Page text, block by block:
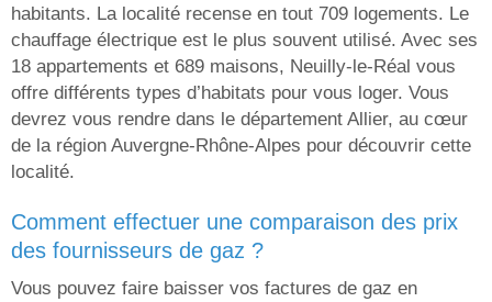
habitants. La localité recense en tout 709 logements. Le
chauffage électrique est le plus souvent utilisé. Avec ses
18 appartements et 689 maisons, Neuilly-le-Réal vous
offre différents types d’habitats pour vous loger. Vous
devrez vous rendre dans le département Allier, au cœur
de la région Auvergne-Rhône-Alpes pour découvrir cette
localité.
comment effectuer une comparaison des prix
des fournisseurs de gaz ?
Vous pouvez faire baisser vos factures de gaz en